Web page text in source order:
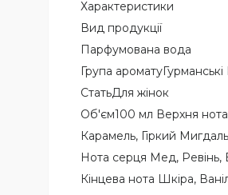
Характеристики
Вид продукції
Парфумована вода
Група ароматуГурманські
СтатьДля жінок
Об'єм100 мл Верхня нота
Карамель, Гіркий
Нота серця Мед, Ревінь,
Кінцева нота Шкіра,